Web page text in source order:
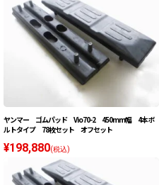
ヤンマー ゴムパッド Vio70-2 450mm幅 4本ボ
ルトタイプ 78枚セット オフセット
¥198,880(税込)